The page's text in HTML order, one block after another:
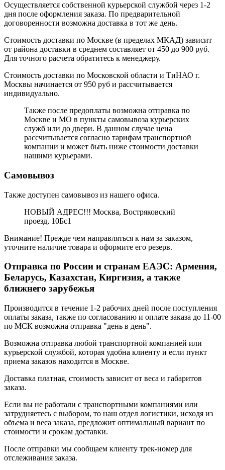
Осуществляется собственной курьерской службой через 1-2
дня после оформления заказа. По предварительной
договоренности возможна доставка в тот же день.
Стоимость доставки по Москве (в пределах МКАД) зависит
от района доставки в среднем составляет от 450 до 900 руб.
Для точного расчета обратитесь к менеджеру.
Стоимость доставки по Московской области и ТиНАО г.
Москвы начинается от 950 руб и рассчитывается
индивидуально.
Также после предоплаты возможна отправка по
Москве и МО в пункты самовывоза курьерских
служб или до двери. В данном случае цена
рассчитывается согласно тарифам транспортной
компании и может быть ниже стоимости доставки
нашими курьерами.
Самовывоз
Также доступен самовывоз из нашего офиса.
НОВЫЙ АДРЕС!!! Москва, Востряковский
проезд, 10Бс1
Внимание! Прежде чем направляться к нам за заказом,
уточните наличие товара и оформите его резерв.
Отправка по России и странам ЕАЭС: Армения,
Беларусь, Казахстан, Киргизия, а также
ближнего зарубежья
Производится в течение 1-2 рабочих дней после поступления
оплаты заказа, также по согласованию и оплате заказа до 11-00
по МСК возможна отправка "день в день".
Возможна отправка любой транспортной компанией или
курьерской службой, которая удобна клиенту и если пункт
приема заказов находится в Москве.
Доставка платная, стоимость зависит от веса и габаритов
заказа.
Если вы не работали с транспортными компаниями или
затрудняетесь с выбором, то наш отдел логистики, исходя из
объема и веса заказа, предложит оптимальный вариант по
стоимости и срокам доставки.
После отправки мы сообщаем клиенту трек-номер для
отслеживания заказа.